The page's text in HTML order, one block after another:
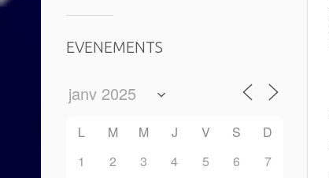
EVENEMENTS
L M M J V S
D
1
2 3 4 5 6
7